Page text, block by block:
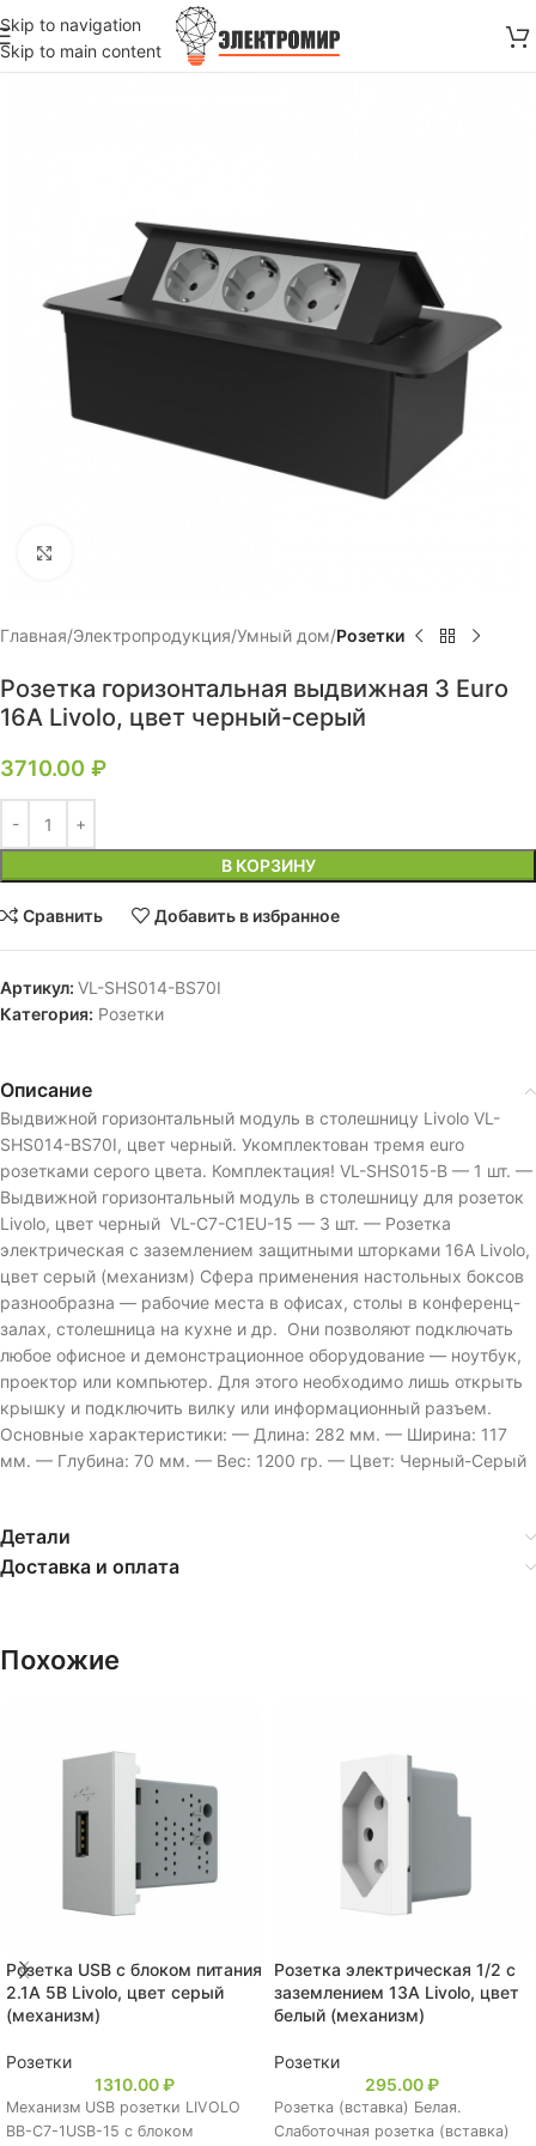
Skip to navigation
Skip to main content
Главная Электропродукция Умный дом Розетки
Розетка горизонтальная выдвижная 3 Euro
16A Livolo, цвет черный-серый
3710.00 ₽
В КОРЗИНУ
Сравнить Добавить в избранное
Артикул: VL-SHS014-BS70I
Категория: Розетки
Описание
Выдвижной горизонтальный модуль в столешницу Livolo VL-
SHS014-BS70I, цвет черный. Укомплектован тремя euro
розетками серого цвета. Комплектация! VL-SHS015-B — 1 шт. —
Выдвижной горизонтальный модуль в столешницу для розеток
Livolo, цвет черный VL-C7-C1EU-15 — 3 шт. — Розетка
электрическая с заземлением защитными шторками 16A Livolo,
цвет серый (механизм) Cфера применения настольных боксов
разнообразна — рабочие места в офисах, столы в конференц-
залах, столешница на кухне и др. Они позволяют подключать
любое офисное и демонстрационное оборудование — ноутбук,
проектор или компьютер. Для этого необходимо лишь открыть
крышку и подключить вилку или информационный разъем.
Основные характеристики: — Длина: 282 мм. — Ширина: 117
мм. — Глубина: 70 мм. — Вес: 1200 гр. — Цвет: Черный-Серый
Детали
Доставка и оплата
Похожие
Розетка USB с блоком питания
2.1А 5В Livolo, цвет серый
(механизм)
Розетки
1310.00₽
Механизм USB розетки LIVOLO
BB-C7-1USB-15 с блоком
Розетка электрическая 1/2 с
заземлением 13A Livolo, цвет
белый (механизм)
Розетки
295.00₽
Розетка (вставка) Белая.
Слаботочная розетка (вставка)